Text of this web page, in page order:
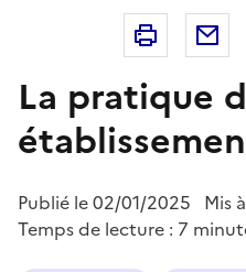
Imprimer
La pratique
Publié le02/01/2025 Mis
Temps de lecture : 7